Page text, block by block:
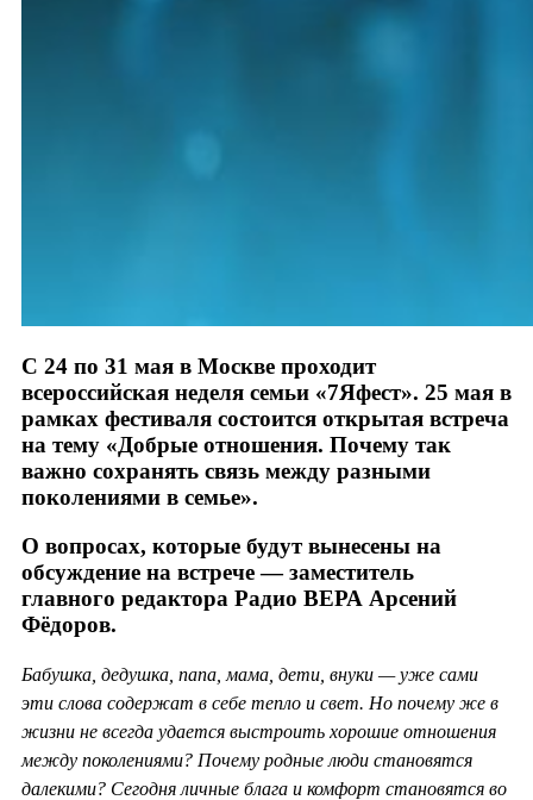
С 24 по 31 мая в Москве проходит
всероссийская неделя семьи «7Яфест». 25 мая в
рамках фестиваля состоится открытая встреча
на тему «Добрые отношения. Почему так
важно сохранять связь между разными
поколениями в семье».
О вопросах, которые будут вынесены на
обсуждение на встрече — заместитель
главного редактора Радио ВЕРА Арсений
Фёдоров.
Бабушка, дедушка, папа, мама, дети, внуки — уже сами
эти слова содержат в себе тепло и свет. Но почему же в
жизни не всегда удается выстроить хорошие отношения
между поколениями? Почему родные люди становятся
далекими? Сегодня личные блага и комфорт становятся во